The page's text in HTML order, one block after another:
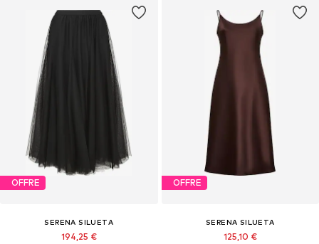
OFFRE
SERENA SILUETA
194,25 €
OFFRE
SERENA SILUETA
125,10 €